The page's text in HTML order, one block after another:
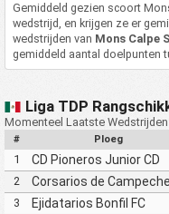
Gemiddeld gezien scoort
wedstrijd, en krijgen ze er
wedstrijden van Mons Calpe
gemiddeld aantal doelpunten
Liga TDP
Momenteel Laatste
# Ploeg
1
CD Pioneros Junior CD
Pioneros de Cancun II
2
Corsarios de
3
Ejidatarios Bonfil FC